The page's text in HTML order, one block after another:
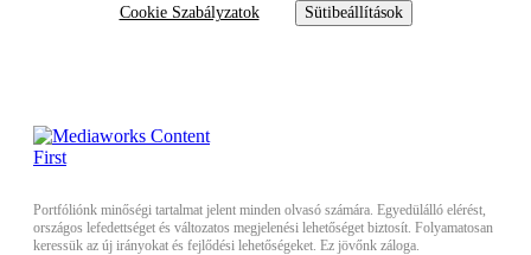
Cookie Szabályzatok Sütibeállítások
Portfóliónk minőségi tartalmat jelent minden olvasó számára. Egyedülálló elérést,
országos lefedettséget és változatos megjelenési lehetőséget biztosít. Folyamatosan
keressük az új irányokat és fejlődési lehetőségeket. Ez jövőnk záloga.